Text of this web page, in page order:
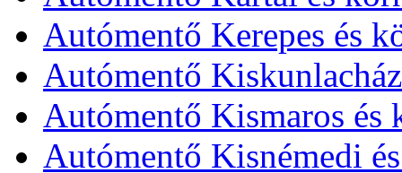
Autómentő Kerepes és
Autómentő
Autómentő Kismaros és
Autómentő Kisnémedi